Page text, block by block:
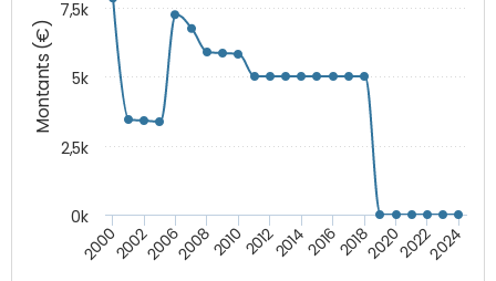
Montants (€)
200020022006200820102012201420162018202020222024
0k
2,5k
5k
7,5k